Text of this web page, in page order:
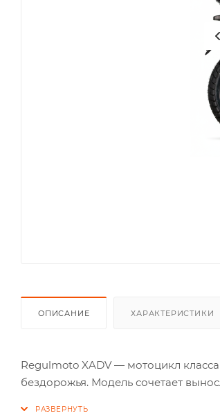
ОПИСАНИЕ ХАРАКТЕРИСТИКИ
Regulmoto XADV — мотоцикл
бездорожья. Модель сочетает